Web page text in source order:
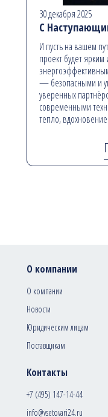
30 декабря 2025
С
И пусть на вашем
проект будет
— безопасными и
уверенных
современными
тепло,
Контакты
+7 (495) 147-14-44
info@vsetovari24.ru
О компании
О компании
Новости
Юридическим лицам
Поставщикам